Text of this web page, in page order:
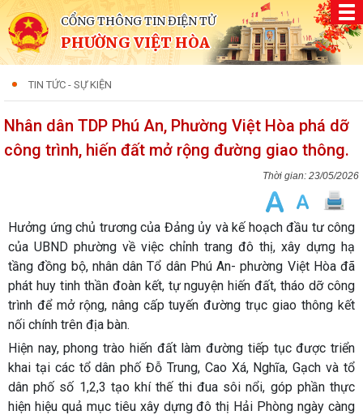
CỔNG THÔNG TIN ĐIỆN TỬ
PHƯỜNG VIỆT HÒA
TIN TỨC - SỰ KIỆN
Nhân dân TDP Phú An, Phường Việt Hòa phá dỡ
công trình, hiến đất mở rộng đường giao thông.
23/05/2026
Hưởng ứng chủ trương của Đảng ủy và kế hoạch đầu tư công
của UBND phường về việc chỉnh trang đô thị, xây dựng hạ
tầng đồng bộ, nhân dân Tổ dân Phú An- phường Việt Hòa đã
phát huy tinh thần đoàn kết, tự nguyện hiến đất, tháo dỡ công
trình để mở rộng, nâng cấp tuyến đường trục giao thông kết
nối chính trên địa bàn.
Hiện nay, phong trào hiến đất làm đường tiếp tục được triển
khai tại các tổ dân phố Đỗ Trung, Cao Xá, Nghĩa, Gạch và tổ
dân phố số 1,2,3 tạo khí thế thi đua sôi nổi, góp phần thực
hiện hiệu quả mục tiêu xây dựng đô thị Hải Phòng ngày càng